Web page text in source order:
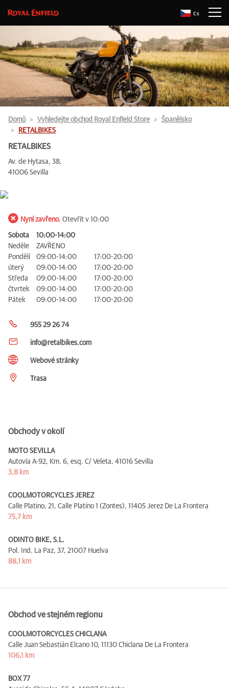
Cs
Domů Vyhledejte obchod Royal Enfield Store
Španělsko
RETALBIKES
RETALBIKES
Av. de Hytasa, 38,
41006 Sevilla
Nyní zavřeno. Otevřít v 10:00
Sobota
10:00-14:00
Neděle
ZAVŘENO
Pondělí
09:00-14:00
17:00-20:00
úterý
09:00-14:00
17:00-20:00
Středa
09:00-14:00
17:00-20:00
čtvrtek
09:00-14:00
17:00-20:00
Pátek
09:00-14:00 17:00-20:00
955 29 26 74
info@retalbikes.com
Webové stránky
Trasa
Obchody v okolí
MOTO SEVILLA
Autovía A-92, Km. 6, esq. C/ Veleta, 41016 Sevilla
3,8 km
COOLMOTORCYCLES JEREZ
Calle Platino, 21, Calle Platino 1 (Zontes), 11405 Jerez De La Frontera
75,7 km
ODINTO BIKE, S.L.
Pol. Ind. La Paz, 37, 21007 Huelva
88,1 km
Obchod ve stejném regionu
COOLMOTORCYCLES CHICLANA
Calle Juan Sebastián Elcano 10, 11130 Chiclana De La Frontera
106,1 km
BOX 77